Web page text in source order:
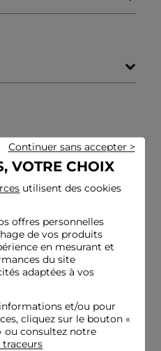
VOTRE CHOIX
utilisent des cookies
offres personnelles
de vos produits
en mesurant et
du site
adaptées à vos
et/ou pour
cliquez sur le bouton «
ou consultez notre
Continuer sans accepter >